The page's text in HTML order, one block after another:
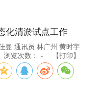
化清淤试点工作
曼 通讯员 林广州 黄时宇
浏览次数： - 【打印】